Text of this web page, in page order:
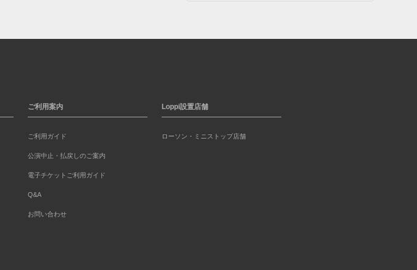
ご利用案内
ご利用ガイド
公演中止・払戻しのご案内
電子チケットご利用ガイド
Q&A
お問い合わせ
Loppi設置店舗
ローソン・ミニストップ店舗